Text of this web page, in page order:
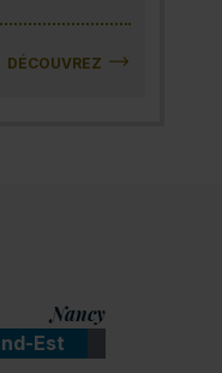
DÉCOUVREZ
Nancy
Est